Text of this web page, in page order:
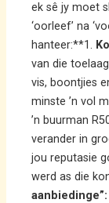
ek sê jy moet
‘oorleef’ na
hanteer:**1.
van die
vis, boontjies
minste ’n vol
’n buurman
verander in
jou reputasie
werd as die
aanbiedinge”: